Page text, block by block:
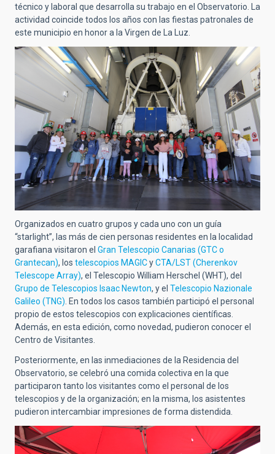
técnico y laboral que desarrolla su trabajo en el Observatorio. La
actividad coincide todos los años con las fiestas patronales de
este municipio en honor a la Virgen de La Luz.
Organizados en cuatro grupos y cada uno con un guía
“starlight”, las más de cien personas residentes en la localidad
garafiana visitaron el Gran Telescopio Canarias (GTC o
Grantecan), los telescopios MAGICyCTA/LST (Cherenkov
Telescope Array), el Telescopio William Herschel (WHT), del
Grupo de Telescopios Isaac Newton, y el Telescopio Nazionale
Galileo (TNG) . En todos los casos también participó el personal
propio de estos telescopios con explicaciones científicas.
Además, en esta edición, como novedad, pudieron conocer el
Centro de Visitantes.
Posteriormente, en las inmediaciones de la Residencia del
Observatorio, se celebró una comida colectiva en la que
participaron tanto los visitantes como el personal de los
telescopios y de la organización; en la misma, los asistentes
pudieron intercambiar impresiones de forma distendida.